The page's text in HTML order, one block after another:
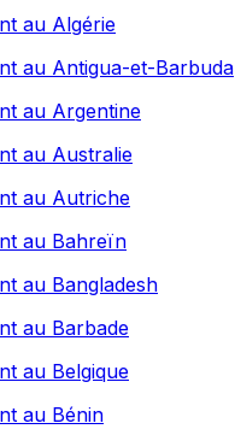
au Algérie
au Antigua-et-Barbuda
au Argentine
au Australie
au Autriche
au Bahreïn
au Bangladesh
au Barbade
au Belgique
au Bénin